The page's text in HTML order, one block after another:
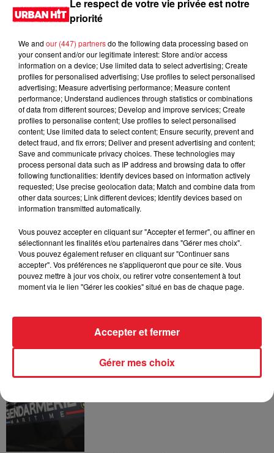
LES DERNIÈRES NEWS
Jay-Z se bat contre la grand-mère
d'un homme prétendant être son fils
Cassie met fin à une ex-escorte
masculine dans sa bataille...
Des vitres tombent de la tour
Montparnasse : des désaccords
entre...
Bouches-du-Rhône : les ossements
Le respect de votre vie privée est notre
priorité
We and our (447) partnersdo the following data processing based on
your consent and/or our legitimate interest: Store and/or access
information on a device; Use limited data to select advertising; Create
profiles for personalised advertising; Use profiles to select personalised
advertising; Measure advertising performance; Measure content
performance; Understand audiences through statistics or combinations
of data from different sources; Develop and improve services; Create
profiles to personalise content; Use profiles to select personalised
content; Use limited data to select content; Ensure security, prevent and
detect fraud, and fix errors; Deliver and present advertising and content;
Save and communicate privacy choices. These technologies may
process personal data such as IP address and browsing data to offer
following functionalities: Identify devices based on information actively
requested; Use precise geolocation data; Match and combine data from
other data sources; Link different devices; Identify devices based on
information transmitted automatically.
Vous pouvez accepter en cliquant sur "Accepter et fermer", ou affiner en
sélectionnant les finalités et/ou partenaires dans "Gérer mes choix".
Vous pouvez également refuser en cliquant sur "Continuer sans
accepter". Vos préférences ne s'appliqueront que pour ce site. Vous
pouvez mettre à jour vos choix, ou retirer votre consentement à tout
moment via le lien "Gérer les cookies" situé en bas de chaque page.
Gérer mes choix
Accepter et fermer